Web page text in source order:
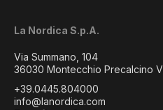
La Nordica S.p.A.
Via Summano, 104
36030 Montecchio Precalcino
+39.0445.804000
info@lanordica.com